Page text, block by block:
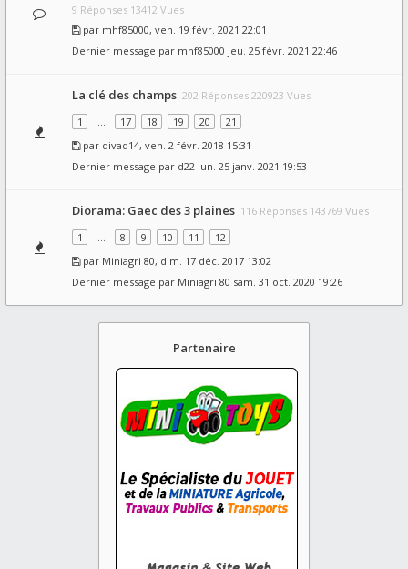
9 Réponses 13412 Vues
par mhf85000, ven. 19 févr. 2021 22:01
Dernier message par mhf85000 jeu. 25 févr. 2021 22:46
La clé des champs 202 Réponses 220923 Vues
1
… 17 18 19 20
21
par divad14, ven. 2 févr. 2018 15:31
Dernier message par d22 lun. 25 janv. 2021 19:53
Diorama: Gaec des 3 plaines 116 Réponses 143769 Vues
1
… 8 9 10 11
12
par Miniagri 80, dim. 17 déc. 2017 13:02
Dernier message par Miniagri 80 sam. 31 oct. 2020 19:26
Partenaire